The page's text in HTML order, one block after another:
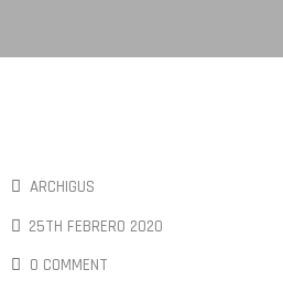
ARCHIGUS
25TH FEBRERO 2020
0 COMMENT